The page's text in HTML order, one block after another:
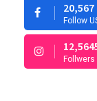
20,567
Follow
Follwers